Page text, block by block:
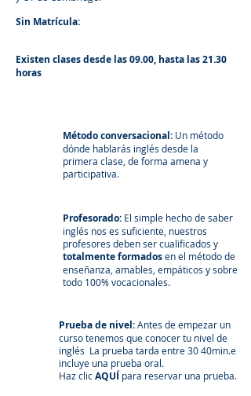
Sin Matrícula:
Existen clases desde las 09.00, hasta las 21.30
horas
Métodoconversacional: Un método
dónde hablarás inglés desde la
primera clase, de forma amena y
participativa.
Profesorado: El simple hecho de saber
inglés nos es suficiente, nuestros
profesores deben ser cualificados y
totalmente formadosen el método de
enseñanza, amables, empáticos y sobre
todo 100% vocacionales.
Prueba de nivel:Antes de empezar un
curso tenemos que conocer tu nivel de
inglés La prueba tarda entre 30 40min.e
incluye una prueba oral.
Haz clicAQUÍ para reservar una prueba.